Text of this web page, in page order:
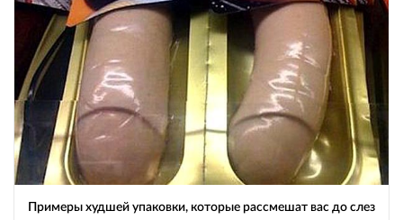
Примеры худшей упаковки, которые рассмешат вас до слез